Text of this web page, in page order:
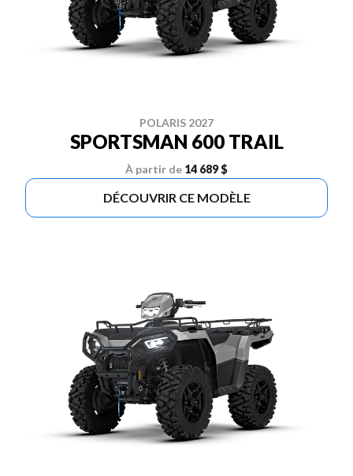
POLARIS 2027
SPORTSMAN 600 TRAIL
À partir de 14 689 $
DÉCOUVRIR CE MODÈLE